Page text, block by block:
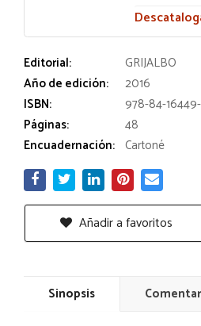
Editorial:
GRIJALBO
Año de edición:
2016
ISBN:
978-84-
Páginas:
48
Encuadernación: Cartoné
Añadir a favoritos
Sinopsis